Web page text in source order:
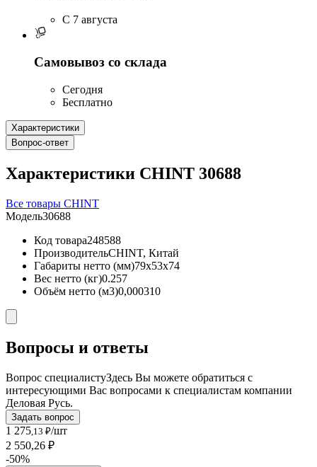
C 7 августа
Самовывоз со склада
Сегодня
Бесплатно
Характеристики
Вопрос-ответ
Характеристики CHINT 30688
Все товары CHINT
Модель30688
Код товара248588
ПроизводительCHINT, Китай
Габариты нетто (мм)79x53x74
Вес нетто (кг)0.257
Объём нетто (м3)0,000310
Вопросы и ответы
Вопрос специалистуЗдесь Вы можете обратиться с
интересующими Вас вопросами к специалистам компании
Деловая Русь.
Задать вопрос
1 275 ,13 ₽/шт
2 550,26 ₽
-50%